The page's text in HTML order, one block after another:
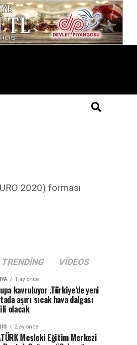
2020) forması
TRENDING VIDEOS
1 ay önce
kavruluyor .Türkiye’de yeni
aşırı sıcak hava dalgası
olacak
2 ay önce
Mesleki Eğitim Merkezi